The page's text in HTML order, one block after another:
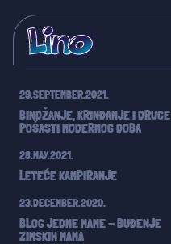
Blog
29.SEPTEMBER.2021.
BINDŽANJE, KRINĐANJE I DRUGE
POŠASTI MODERNOG DOBA
28.MAY.2021.
LETEĆE KAMPIRANJE
23.DECEMBER.2020.
BLOG JEDNE MAME - BUĐENJE
ZIMSKIH MAMA